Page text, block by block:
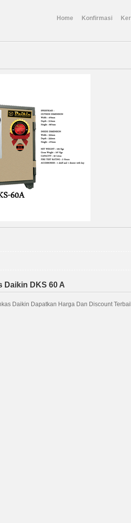
Home Konfirmasi
Daikin DKS 60 A
Daikin Dapatkan Harga Dan Discount